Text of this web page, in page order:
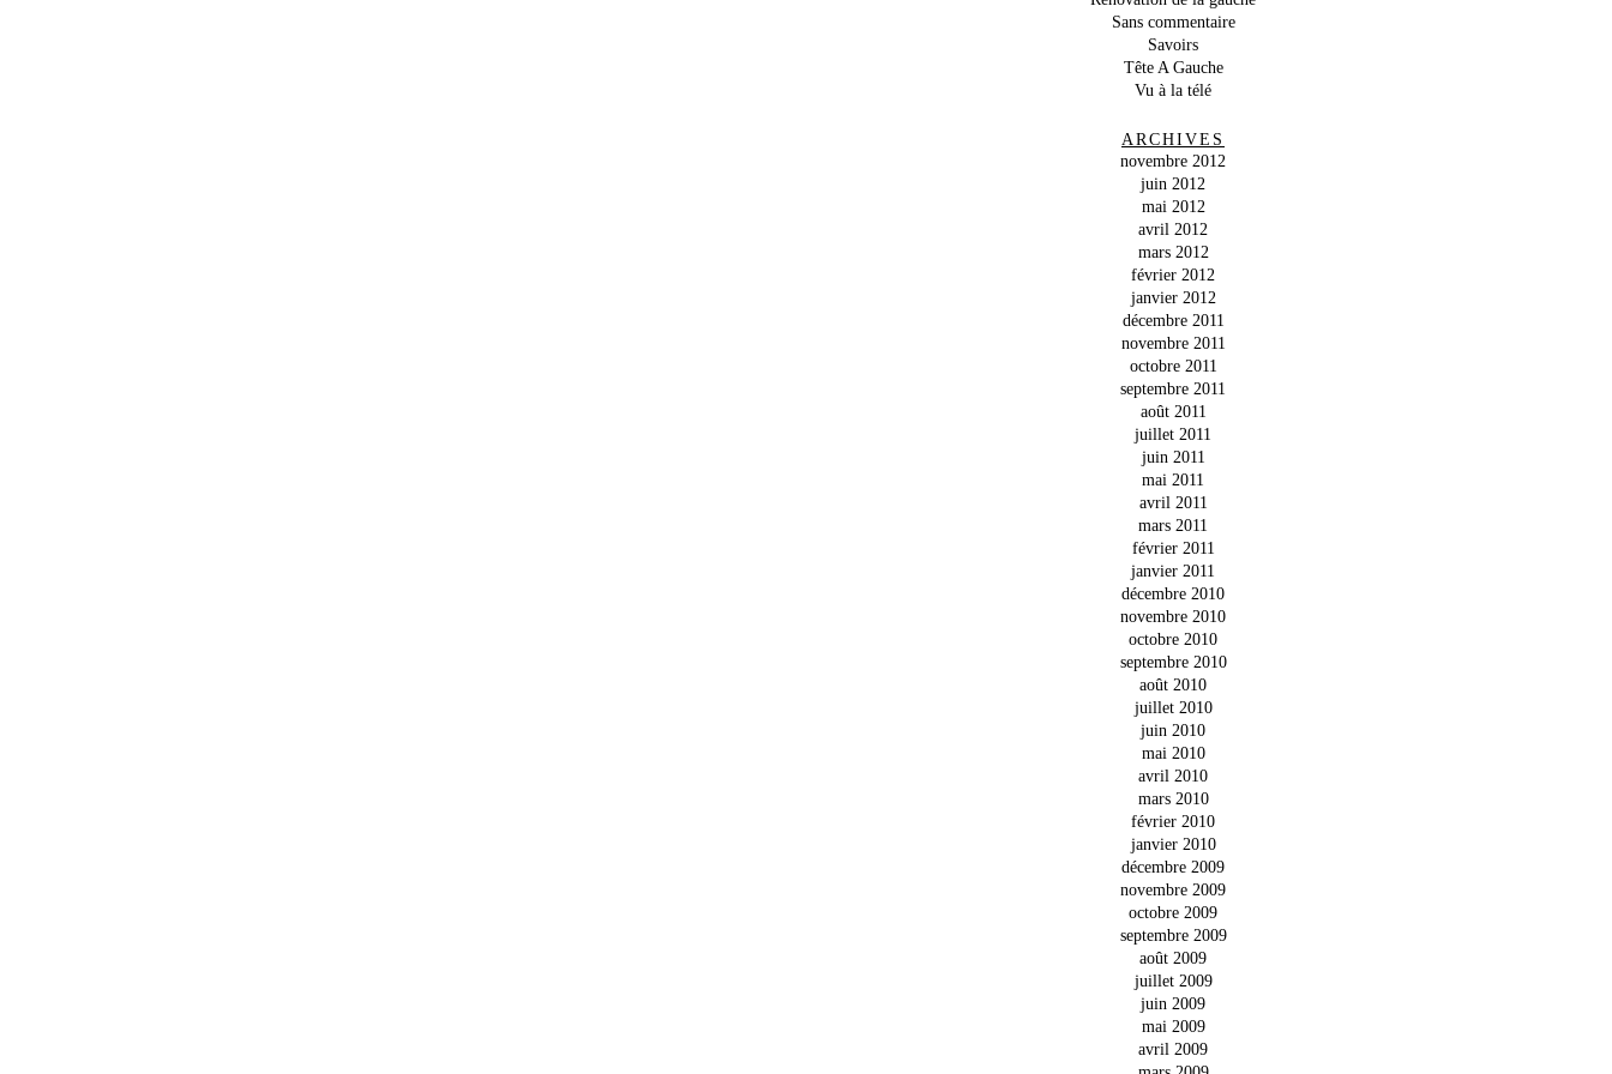
Sans commentaire
Savoirs
Tête A Gauche
Vu à la télé
ARCHIVES
novembre 2012
juin 2012
mai 2012
avril 2012
mars 2012
février 2012
janvier 2012
décembre 2011
novembre 2011
octobre 2011
septembre 2011
août 2011
juillet 2011
juin 2011
mai 2011
avril 2011
mars 2011
février 2011
janvier 2011
décembre 2010
novembre 2010
octobre 2010
septembre 2010
août 2010
juillet 2010
juin 2010
mai 2010
avril 2010
mars 2010
février 2010
janvier 2010
décembre 2009
novembre 2009
octobre 2009
septembre 2009
août 2009
juillet 2009
juin 2009
mai 2009
avril 2009